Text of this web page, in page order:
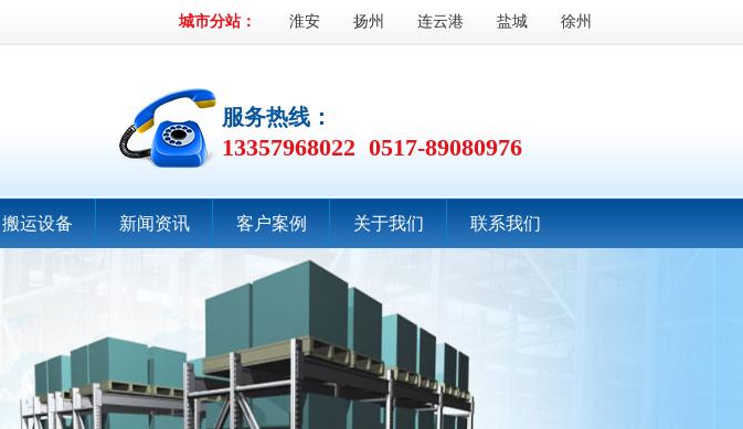
徐州
盐城
连云港
扬州
淮安
城市分站：
服务热线：
13357968022 0517-89080976
搬运设备 新闻资讯 客户案例 关于我们 联系我们